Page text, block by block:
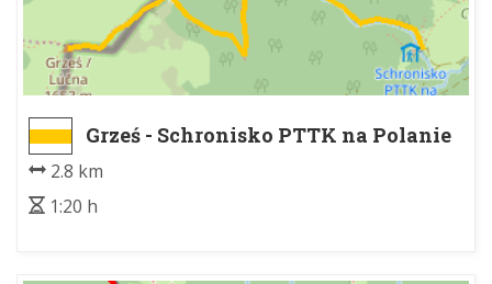
Grześ - Schronisko PTTK na Polanie
2.8 km
1:20 h